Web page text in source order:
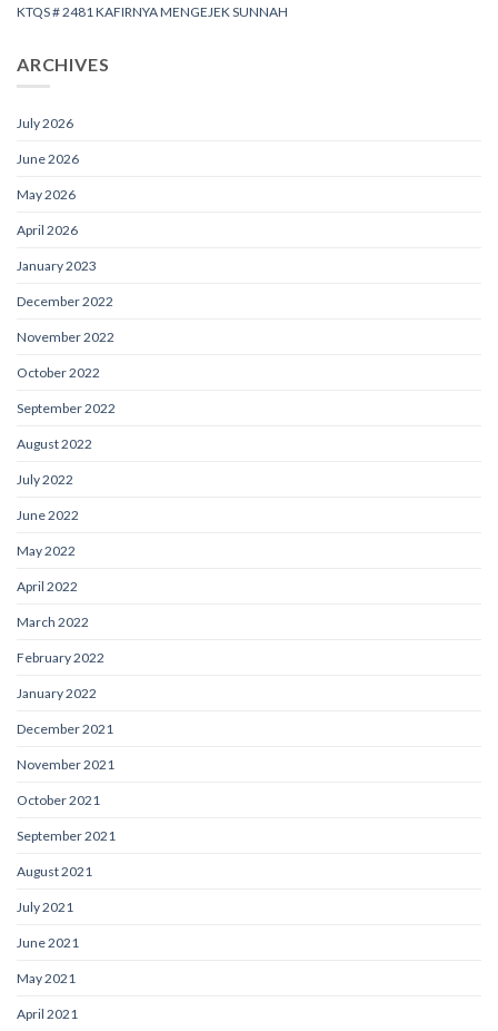
KTQS # 2481 KAFIRNYA MENGEJEK SUNNAH
ARCHIVES
July 2026
June 2026
May 2026
April 2026
January 2023
December 2022
November 2022
October 2022
September 2022
August 2022
July 2022
June 2022
May 2022
April 2022
March 2022
February 2022
January 2022
December 2021
November 2021
October 2021
September 2021
August 2021
July 2021
June 2021
May 2021
April 2021